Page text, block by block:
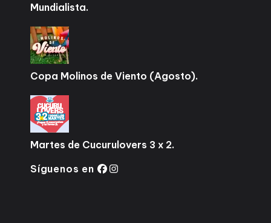
Mundialista.
Copa Molinos de Viento (Agosto).
Martes de Cucurulovers 3 x 2.
Síguenos en